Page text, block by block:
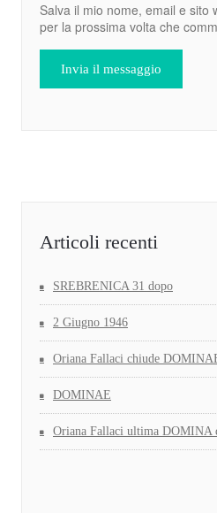
Salva il mio nome, email e sito
per la prossima volta che
Articoli recenti
SREBRENICA 31 dopo
2 Giugno 1946
Oriana Fallaci chiude
DOMINAE
Oriana Fallaci ultima DOMINA